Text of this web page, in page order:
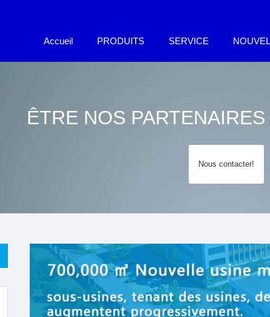
Accueil PRODUITS SERVICE
ÊTRE NOS
Nous contacter!